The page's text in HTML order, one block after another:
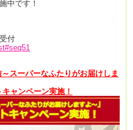
中です！
付
スーパーなふたりがお届けしま
ャンペーン実施！